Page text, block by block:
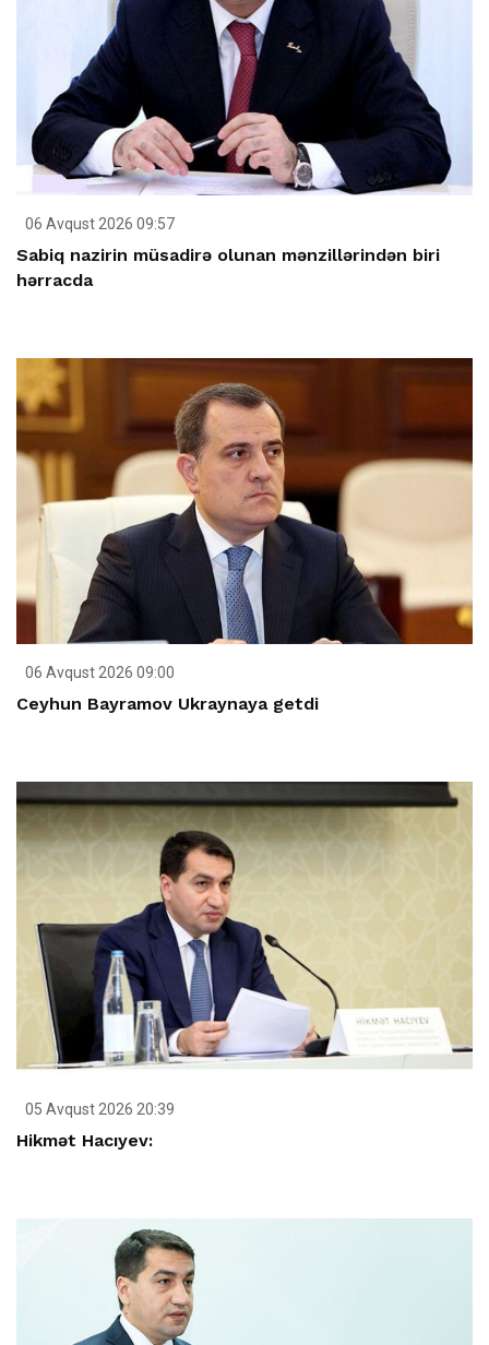
06 Avqust 2026 09:57
Sabiq nazirin müsadirə olunan mənzillərindən biri
hərracda
06 Avqust 2026 09:00
Ceyhun Bayramov Ukraynaya getdi
05 Avqust 2026 20:39
Hikmət Hacıyev: